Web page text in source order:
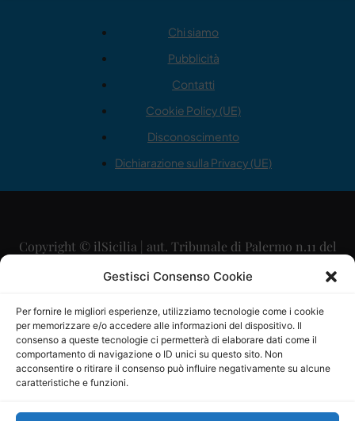
Gestisci Consenso Cookie
Per fornire le migliori esperienze, utilizziamo tecnologie come i cookie
per memorizzare e/o accedere alle informazioni del dispositivo. Il
consenso a queste tecnologie ci permetterà di elaborare dati come il
comportamento di navigazione o ID unici su questo sito. Non
acconsentire o ritirare il consenso può influire negativamente su alcune
caratteristiche e funzioni.
Chi siamo
Pubblicità
Contatti
Cookie Policy (UE)
Disconoscimento
Dichiarazione sulla Privacy (UE)
Copyright © ilSicilia | aut. Tribunale di Palermo n.11 del
29/09/2015
Direttore Editoriale: Maurizio Scaglione
Direttore Responsabile: Maria Calabrese